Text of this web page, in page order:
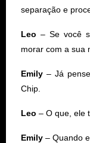
separação e
Leo – Se você
morar com a sua
Emily – Já
Chip.
Leo – O que, ele
Emily – Quando